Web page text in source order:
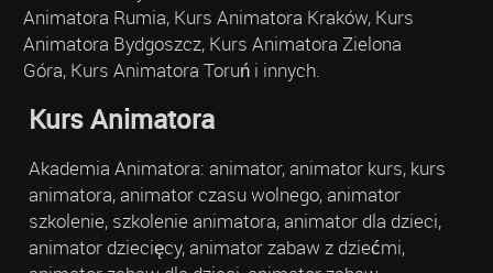
Animatora Rumia, Kurs Animatora Kraków, Kurs
Animatora Bydgoszcz, Kurs Animatora Zielona
Góra, Kurs Animatora Toruń i innych.
Kurs Animatora
Akademia Animatora: animator, animator kurs, kurs
animatora, animator czasu wolnego, animator
szkolenie, szkolenie animatora, animator dla dzieci,
animator dziecięcy, animator zabaw z dziećmi,